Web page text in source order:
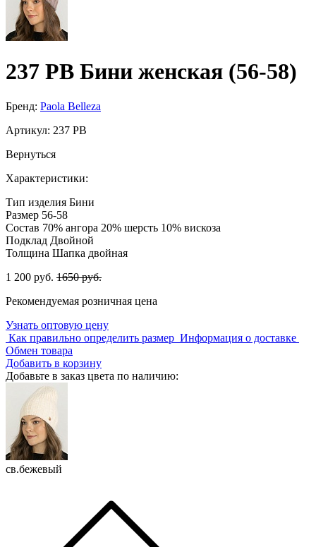
237 PB Бини женская (56-58)
Бренд: Paola Belleza
Артикул: 237 PB
Вернуться
Характеристики:
Тип изделия Бини
Размер 56-58
Состав 70% ангора 20% шерсть 10% вискоза
Подклад Двойной
Толщина Шапка двойная
1 200 руб. 1650 руб.
Рекомендуемая розничная цена
Узнать оптовую цену
Как правильно определить размер Информация о доставке
Обмен товара
Добавить в корзину
Добавьте в заказ цвета по наличию:
св.бежевый